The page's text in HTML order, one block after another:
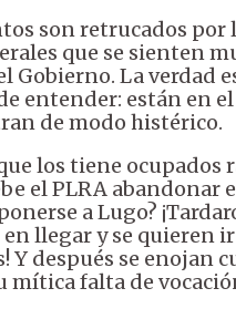
son retrucados por
que se sienten
Gobierno. La verdad
entender: están en
de modo histérico.
los tiene ocupados
el PLRA abandonar
a Lugo?
en llegar y se quieren
Y después se enojan
mítica falta de